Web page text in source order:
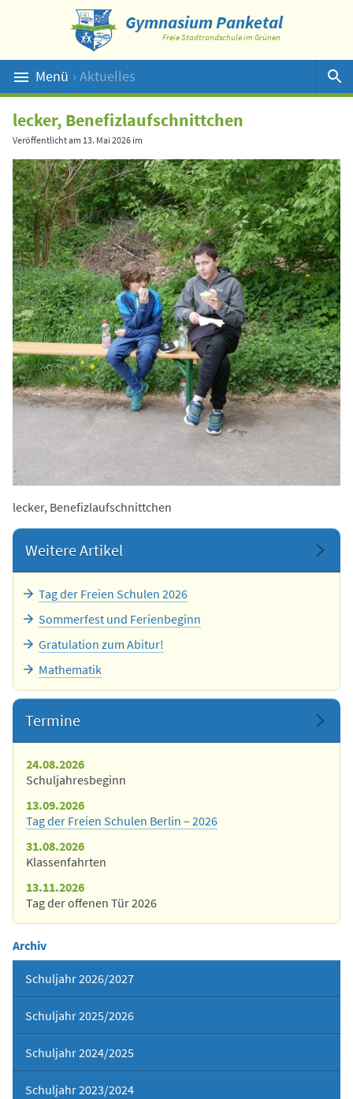
Gymnasium Panketal
Freie Stadtrandschule im Grünen
Menü › Aktuelles
Suche
lecker, Benefizlaufschnittchen
Veröffentlicht am 13. Mai 2026 im
lecker, Benefizlaufschnittchen
Weitere Artikel
Tag der Freien Schulen 2026
Sommerfest und Ferienbeginn
Gratulation zum Abitur!
Mathematik
Termine
24.08.2026
Schuljahresbeginn
13.09.2026
Tag der Freien Schulen Berlin – 2026
31.08.2026
Klassenfahrten
13.11.2026
Tag der offenen Tür 2026
Archiv
Schuljahr 2026/2027
Schuljahr 2025/2026
Schuljahr 2024/2025
Schuljahr 2023/2024